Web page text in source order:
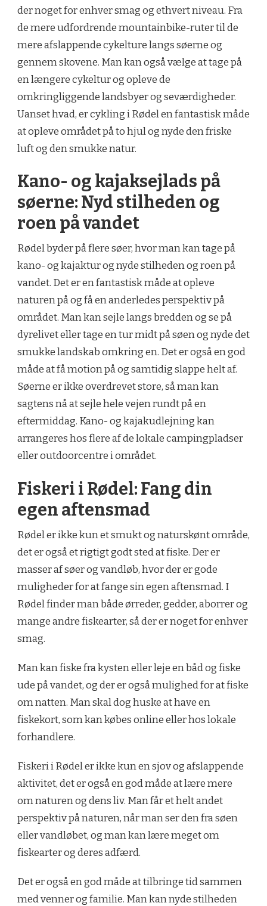
der noget for enhver smag og ethvert niveau. Fra
de mere udfordrende mountainbike-ruter til de
mere afslappende cykelture langs søerne og
gennem skovene. Man kan også vælge at tage på
en længere cykeltur og opleve de
omkringliggende landsbyer og seværdigheder.
Uanset hvad, er cykling i Rødel en fantastisk måde
at opleve området på to hjul og nyde den friske
luft og den smukke natur.
Kano- og kajaksejlads på
søerne: Nyd stilheden og
roen på vandet
Rødel byder på flere søer, hvor man kan tage på
kano- og kajaktur og nyde stilheden og roen på
vandet. Det er en fantastisk måde at opleve
naturen på og få en anderledes perspektiv på
området. Man kan sejle langs bredden og se på
dyrelivet eller tage en tur midt på søen og nyde det
smukke landskab omkring en. Det er også en god
måde at få motion på og samtidig slappe helt af.
Søerne er ikke overdrevet store, så man kan
sagtens nå at sejle hele vejen rundt på en
eftermiddag. Kano- og kajakudlejning kan
arrangeres hos flere af de lokale campingpladser
eller outdoorcentre i området.
Fiskeri i Rødel: Fang din
egen aftensmad
Rødel er ikke kun et smukt og naturskønt område,
det er også et rigtigt godt sted at fiske. Der er
masser af søer og vandløb, hvor der er gode
muligheder for at fange sin egen aftensmad. I
Rødel finder man både ørreder, gedder, aborrer og
mange andre fiskearter, så der er noget for enhver
smag.
Man kan fiske fra kysten eller leje en båd og fiske
ude på vandet, og der er også mulighed for at fiske
om natten. Man skal dog huske at have en
fiskekort, som kan købes online eller hos lokale
forhandlere.
Fiskeri i Rødel er ikke kun en sjov og afslappende
aktivitet, det er også en god måde at lære mere
om naturen og dens liv. Man får et helt andet
perspektiv på naturen, når man ser den fra søen
eller vandløbet, og man kan lære meget om
fiskearter og deres adfærd.
Det er også en god måde at tilbringe tid sammen
med venner og familie. Man kan nyde stilheden